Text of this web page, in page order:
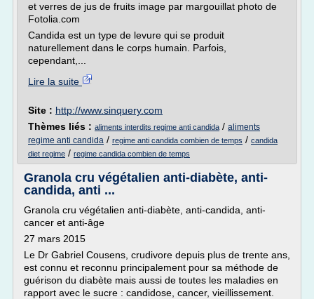
et verres de jus de fruits image par margouillat photo de
Fotolia.com
Candida est un type de levure qui se produit
naturellement dans le corps humain. Parfois,
cependant,...
Lire la suite
Site : http://www.sinquery.com
Thèmes liés : aliments interdits regime anti candida / aliments
regime anti candida / regime anti candida combien de temps / candida
diet regime / regime candida combien de temps
Granola cru végétalien anti-diabète, anti-
candida, anti ...
Granola cru végétalien anti-diabète, anti-candida, anti-
cancer et anti-âge
27 mars 2015
Le Dr Gabriel Cousens, crudivore depuis plus de trente ans,
est connu et reconnu principalement pour sa méthode de
guérison du diabète mais aussi de toutes les maladies en
rapport avec le sucre : candidose, cancer, vieillissement.